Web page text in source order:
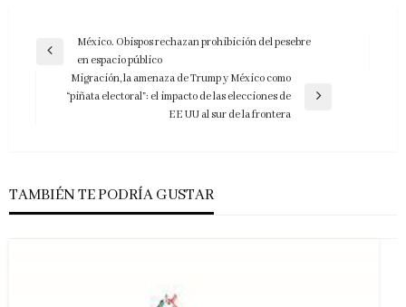
Navegación
entradas
Entrada
anterior
México. Obispos rechazan prohibición del pesebre
en espacio público
Entrada
Migración, la amenaza de Trump y México como
“piñata electoral”: el impacto de las elecciones de
EE UU al sur de la frontera
TAMBIÉN TE PODRÍA GUSTAR